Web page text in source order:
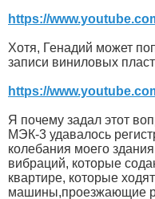
https://
Хотя, Генадий может
записи виниловых
https://
Я почему задал этот
МЭК-3 удавалось
колебания моего
вибраций, которые
квартире, которые
машины,проезжающие